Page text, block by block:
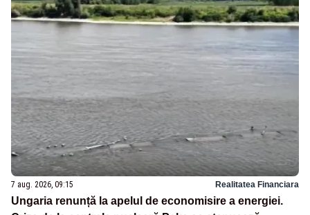
7 aug. 2026, 09:15 Realitatea Financiara
Ungaria renunță la apelul de economisire a energiei.